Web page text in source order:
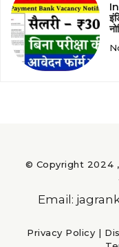
© Copyright 2024
Email:
Privacy Policy |